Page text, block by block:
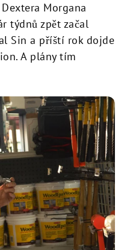
Morgana
týdnů zpět začal
Sin a příští rok dojde
A plány tím